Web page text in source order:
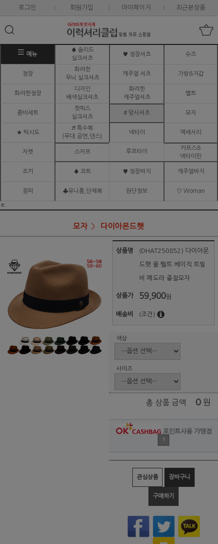
로그인 회원가입 마이페이지 최근본상품
메뉴
♠ 솔리드
실크셔츠
♥ 정장셔츠 슈즈
정장
화려한
무늬 실크셔츠
캐주얼 셔츠 가방&지갑
화려한정장
디자인
배색실크셔츠
화려한
캐주얼셔츠
벨트
콤비세트
핫픽스
실크셔츠
# 망사셔츠 모자
★ 턱시도
♬ 특수복
(무대.공연,댄스)
넥타이 액세서리
자켓 스카프 루프타이
커프스&
넥타이핀
조끼 ♠ 코트 ♥ 정장바지 캐주얼바지
점퍼 ♣유니폼,단체복 원단정보 ♡ Woman
ㅌ
모자 다이아몬드햇
상품명 (DHAT250852) 다이아몬
드햇 울 펠트 베이직 트릴
비 페도라 중절모자
상품가 59,900원
배송비 (조건)
색상
사이즈
총 상품 금액 0 원
포인트사용 가맹점
?
관심상품 장바구니
구매하기